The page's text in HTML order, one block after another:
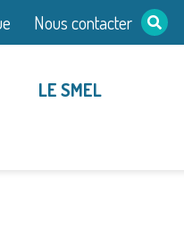
Nous contacter
LE SMEL